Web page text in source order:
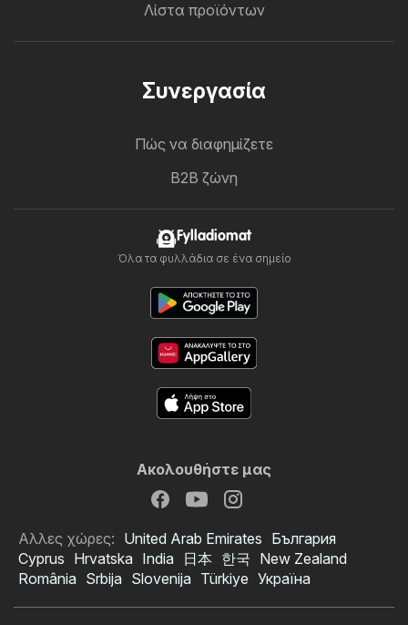
Λίστα προϊόντων
Συνεργασία
Πώς να διαφημίζετε
B2B ζώνη
Fylladiomat
Όλα τα φυλλάδια σε ένα σημείο
Ακολουθήστε μας
Αλλες χώρες: United Arab Emirates България
Cyprus Hrvatska India 日本 한국 New Zealand
România Srbija Slovenija Türkiye Україна